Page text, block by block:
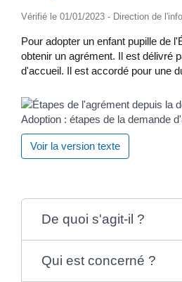
Vérifié le 01/01/2023 - Direction de
Pour adopter un enfant pupille de
obtenir un agrément. Il est délivré
d'accueil. Il est accordé pour une
Adoption : étapes de la demande
Voir la version texte
De quoi s'agit-il ?
Qui est concerné ?